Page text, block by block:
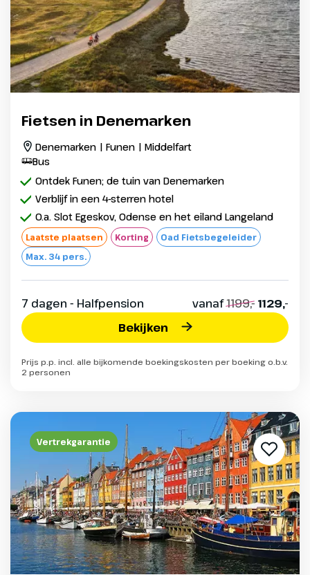
Fietsen in Denemarken
Denemarken | Funen | Middelfart
Bus
Ontdek Funen; de tuin van Denemarken
Verblijf in een 4-sterren hotel
O.a. Slot Egeskov, Odense en het eiland Langeland
Laatste plaatsen Korting
Oad Fietsbegeleider
Max. 34 pers.
7 dagen - Halfpension vanaf1199,- 1129,-
Bekijken
Prijs p.p. incl. alle bijkomende boekingskosten per boeking o.b.v.
2 personen
Vertrekgarantie